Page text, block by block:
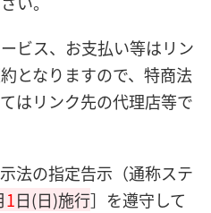
ビス、お支払い等はリン
となりますので、特商法
はリンク先の代理店等で
法の指定告示（通称ステ
1日(日)施行］を遵守して